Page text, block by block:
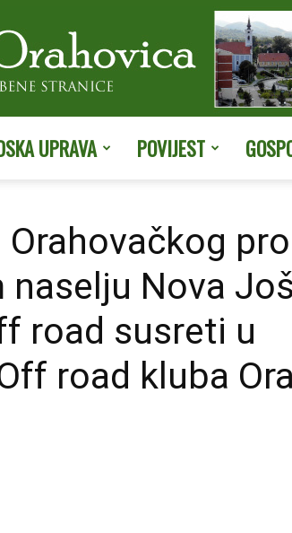
UPRAVA POVIJEST
naselju Nova
road susreti u
road kluba